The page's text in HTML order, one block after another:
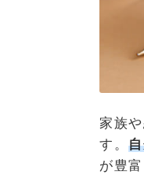
家族
す。
が豊